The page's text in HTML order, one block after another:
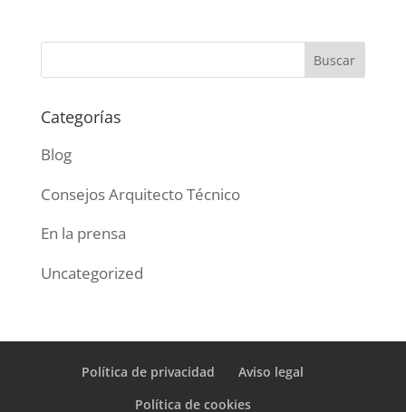
Categorías
Blog
Consejos Arquitecto Técnico
En la prensa
Uncategorized
Política de privacidad
Aviso legal
Política de cookies